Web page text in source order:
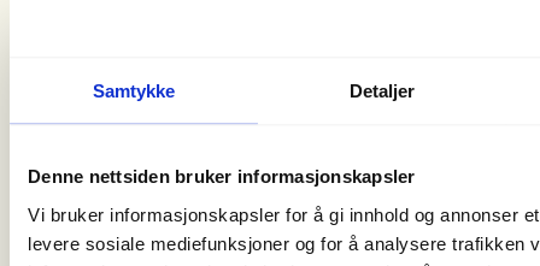
Samtykke Detaljer
Denne nettsiden bruker informasjonskapsler
Vi bruker informasjonskapsler for å gi innhold og annonser
levere sosiale mediefunksjoner og for å analysere trafikken
Ved spørsmål kontakt gjerne en av turlederne før
Ingeborg på mobil 92033601 eller Elisabeth på
mobil 91368273